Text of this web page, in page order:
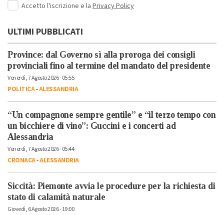
Accetto l'iscrizione e la Privacy Policy
ULTIMI PUBBLICATI
Province: dal Governo sì alla proroga dei consigli
provinciali fino al termine del mandato del presidente
Venerdì, 7 Agosto 2026 - 05:55
POLITICA-ALESSANDRIA
“Un compagnone sempre gentile” e “il terzo tempo con
un bicchiere di vino”: Guccini e i concerti ad
Alessandria
Venerdì, 7 Agosto 2026 - 05:44
CRONACA-ALESSANDRIA
Siccità: Piemonte avvia le procedure per la richiesta di
stato di calamità naturale
Giovedì, 6 Agosto 2026 - 19:00